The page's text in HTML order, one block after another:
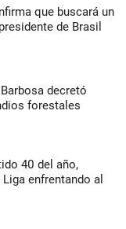
que buscará un
de Brasil
decretó
forestales
40 del año,
enfrentando al